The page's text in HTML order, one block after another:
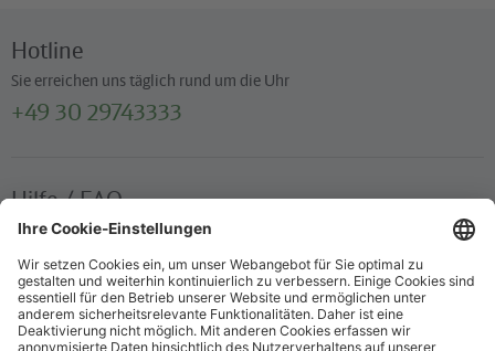
Hotline
Sie erreichen uns täglich rund um die Uhr
+49 30 29743333
Hilfe / FAQ
Die wichtigsten Antworten und Hilfestellungen für unterwegs
Verkaufsstellen